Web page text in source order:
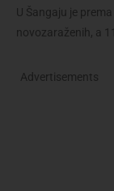
U Šangaju je
novozaraženih, a
Advertisements